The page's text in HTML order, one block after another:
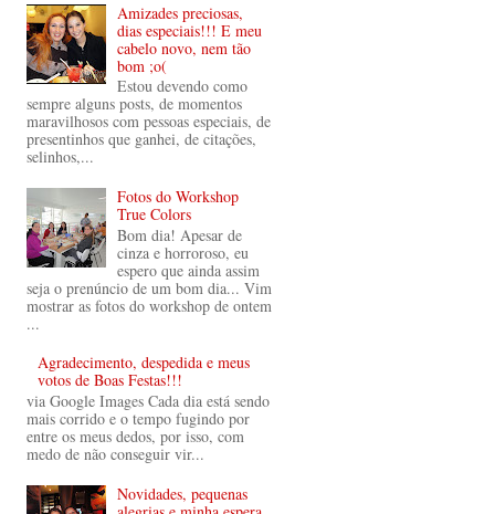
Amizades preciosas,
dias especiais!!! E meu
cabelo novo, nem tão
bom ;o(
Estou devendo como
sempre alguns posts, de momentos
maravilhosos com pessoas especiais, de
presentinhos que ganhei, de citações,
selinhos,...
Fotos do Workshop
True Colors
Bom dia! Apesar de
cinza e horroroso, eu
espero que ainda assim
seja o prenúncio de um bom dia... Vim
mostrar as fotos do workshop de ontem
...
Agradecimento, despedida e meus
votos de Boas Festas!!!
via Google Images Cada dia está sendo
mais corrido e o tempo fugindo por
entre os meus dedos, por isso, com
medo de não conseguir vir...
Novidades, pequenas